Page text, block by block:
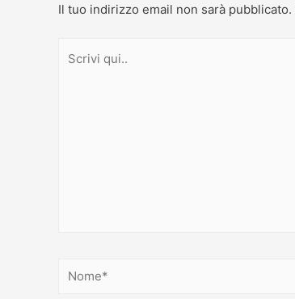
Il tuo indirizzo email non sarà pubblicato.